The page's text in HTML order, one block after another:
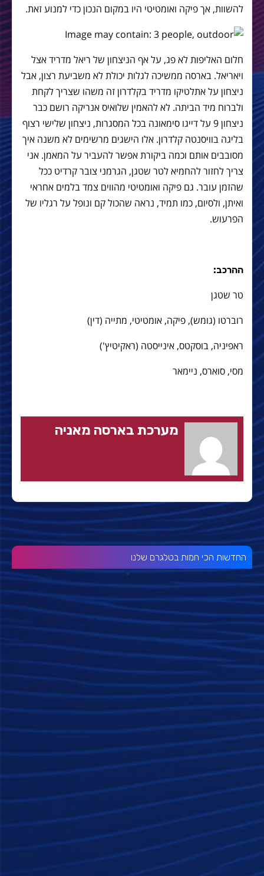
להשוות, אך פיקה ואומטיטי היו במקום הנכון כדי למנוע זאת.
חלום האליפות לא פג, על אף הניצחון של ריאל מדריד אצל
ויאריאל. בארסה ממשיכה לגלות יכולת לא משביעת רצון, אבל
ניצחון על אתלטיקו מדריד בקלדרון זה משהו שצריך לקחת
ולברוח מיד הביתה. לא להאמין שלואיס אנריקה רושם כבר
ניצחון 9 על דייגו סימאונה בכל המסגרות, ניצחון שלישי רצוף
בליגה בוויסנטה קלדרון. אלו הישגים מרשימים לא משנה איך
מסובבים אותם וכמה ביקורת אפשר להעביר על המאמן. אני
צריך לחזור להחמיא לטר שטגן, הגרמני צובר קרדיט ככל
שהזמן עובר. גם פיקה ואומטיטי מהווים צמד בלמים אחראי
ואיתן, ולסיום, כמו תמיד, נראה שהכול קם ונופל על רגליו של
הפרעוש.
ההרכב:
טר שטגן
רוברטו (גומש), פיקה, אומטיטי, מתייה (דין)
ראפיניה, בוסקטס, אינייסטה (ראקיטיץ')
מסי, סוארס, ניימאר
מערכת בארסה מאניה
החדשות הכי חמות בטלגרם שלנו